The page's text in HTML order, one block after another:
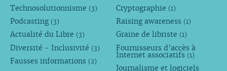
Technosolutionnisme (3)
Podcasting (3)
Actualité du Libre (3)
Diversité - Inclusivité (3)
Fausses informations (2)
Cryptographie (1)
Raising awareness (1)
Graine de libriste (1)
Fournisseurs d’accès à
Internet associatifs (1)
Journalisme et logiciels